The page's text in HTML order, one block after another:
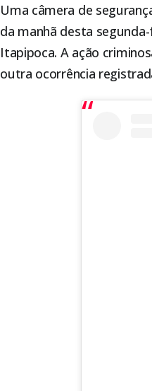
Uma câmera de
da manhã desta
Itapipoca. A ação
outra ocorrência